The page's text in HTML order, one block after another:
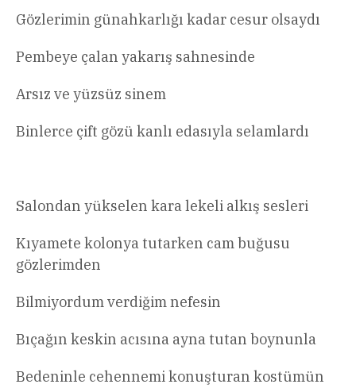
Gözlerimin günahkarlığı kadar cesur olsaydı
Pembeye çalan yakarış sahnesinde
Arsız ve yüzsüz sinem
Binlerce çift gözü kanlı edasıyla selamlardı
Salondan yükselen kara lekeli alkış sesleri
Kıyamete kolonya tutarken cam buğusu
gözlerimden
Bilmiyordum verdiğim nefesin
Bıçağın keskin acısına ayna tutan boynunla
Bedeninle cehennemi konuşturan kostümün